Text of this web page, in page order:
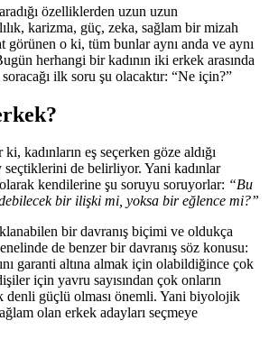
özelliklerden uzun uzun
karizma, güç, zeka, sağlam bir mizah
görünen o ki, tüm bunlar aynı anda ve aynı
herhangi bir kadının iki erkek arasında
ilk soru şu olacaktır: “Ne için?”
kadınların eş seçerken göze aldığı
seçtiklerini de belirliyor. Yani kadınlar
kendilerine şu soruyu soruyorlar: “Bu
bir ilişki mi, yoksa bir eğlence mi?”
bir davranış biçimi ve oldukça
de benzer bir davranış söz konusu:
garanti altına almak için olabildiğince çok
için yavru sayısından çok onların
denli güçlü olması önemli. Yani biyolojik
olan erkek adayları seçmeye